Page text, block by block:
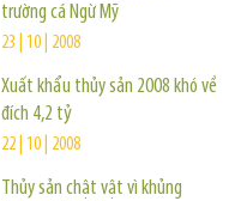
trường cá Ngừ Mỹ
23 | 10 | 2008
Xuất khẩu thủy sản 2008 khó về
đích 4,2 tỷ
22 | 10 | 2008
Thủy sản chật vật vì khủng